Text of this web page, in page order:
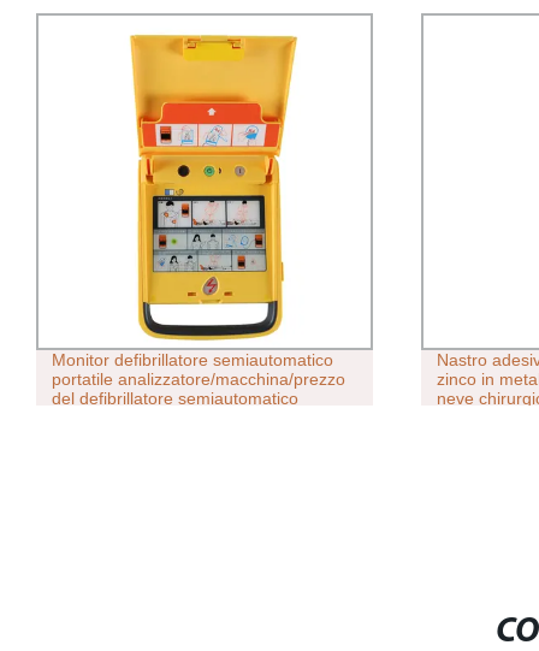
Monitor defibrillatore semiautomatico
portatile analizzatore/macchina/prezzo
del defibrillatore semiautomatico
Nastro
zinco in
neve